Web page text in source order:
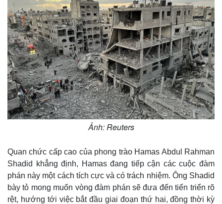
g
T
i
m
e
Ảnh: Reuters
Quan chức cấp cao của phong trào Hamas Abdul Rahman
Shadid khẳng định, Hamas đang tiếp cận các cuộc đàm
phán này một cách tích cực và có trách nhiệm. Ông Shadid
bày tỏ mong muốn vòng đàm phán sẽ đưa đến tiến triển rõ
rệt, hướng tới việc bắt đầu giai đoạn thứ hai, đồng thời kỳ